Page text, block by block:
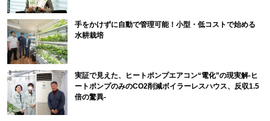
手をかけずに自動で管理可能！小型・低コストで始める
水耕栽培
実証で見えた、ヒートポンプエアコン“電化”の現実解-ヒ
ートポンプのみのCO2削減ボイラーレスハウス、反収1.5
倍の驚異-